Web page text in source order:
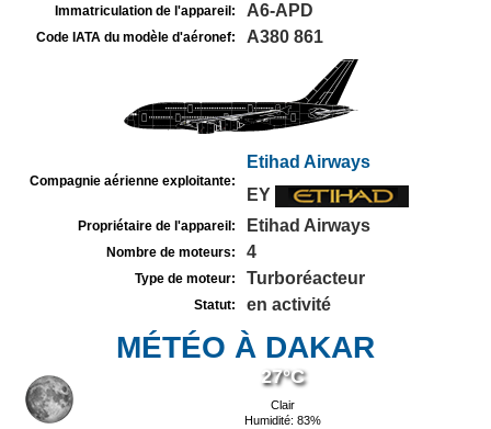
Immatriculation de l'appareil: A6-APD
Code IATA du modèle d'aéronef: A380 861
Compagnie aérienne exploitante:
Etihad Airways
EY
Propriétaire de l'appareil: Etihad Airways
Nombre de moteurs: 4
Type de moteur: Turboréacteur
Statut: en activité
MÉTÉO À DAKAR
27°C
Clair
Humidité: 83%